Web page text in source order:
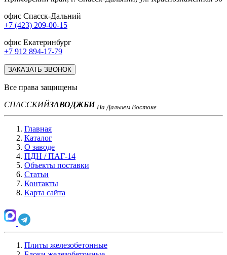
офис Спасск-Дальний
+7 (423) 209-00-15
офис Екатеринбург
+7 912 894-17-79
ЗАКАЗАТЬ ЗВОНОК
Все права защищены
СПАССКИЙЗАВОДЖБИ На Дальнем Востоке
Главная
Каталог
О заводе
ПДН / ПАГ-14
Объекты поставки
Статьи
Контакты
Карта сайта
Плиты железобетонные